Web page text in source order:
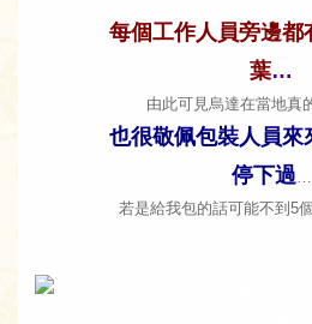
每個工作人員旁邊都
葉…
由此可見烏達在當地真
也很敬佩包裝人員來
停下過…
若是給我包的話可能不到5